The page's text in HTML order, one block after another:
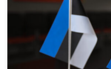
Toimittaja Kulle Raig kirjoitti
Virosta ja Ukrainasta ja jo